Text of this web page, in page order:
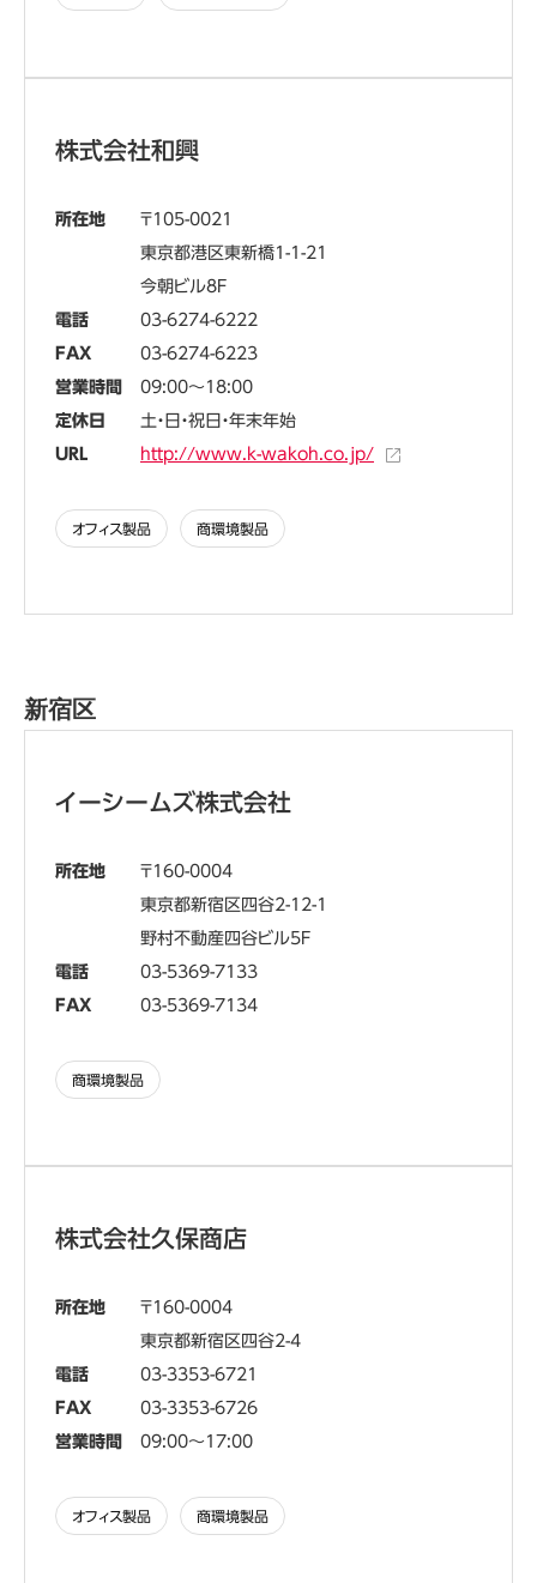
株式会社和興
所在地
105-0021
東京都港区東新橋1-1-21
今朝ビル8F
電話
03-6274-6222
FAX
03-6274-6223
営業時間
09:00～18:00
定休日
土・日・祝日・年末年始
URL
http://www.k-wakoh.co.jp/
オフィス製品 商環境製品
新宿区
イーシームズ株式会社
所在地
160-0004
東京都新宿区四谷2-12-1
野村不動産四谷ビル5F
電話
03-5369-7133
FAX
03-5369-7134
商環境製品
株式会社久保商店
所在地
160-0004
東京都新宿区四谷2-4
電話
03-3353-6721
FAX
03-3353-6726
営業時間
09:00～17:00
オフィス製品 商環境製品